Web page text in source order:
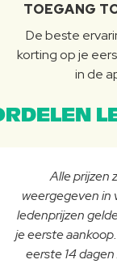
TOEGANG
De beste
korting op je
in de
Alle prijzen
weergegeven in
ledenprijzen
je eerste
eerste 14